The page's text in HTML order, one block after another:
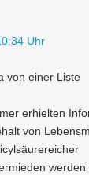
Uhr
von einer Liste
erhielten
von
werden